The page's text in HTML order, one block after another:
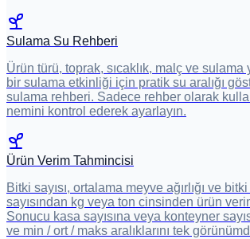
Sulama Su Rehberi
Ürün türü, toprak, sıcaklık, malç ve
bir sulama etkinliği için pratik su aralığı
sulama rehberi. Sadece rehber olarak
nemini kontrol ederek ayarlayın.
Ürün Verim Tahmincisi
Bitki sayısı, ortalama meyve ağırlığı ve
sayısından kg veya ton cinsinden ürün
Sonucu kasa sayısına veya konteyner
ve min / ort / maks aralıklarını tek